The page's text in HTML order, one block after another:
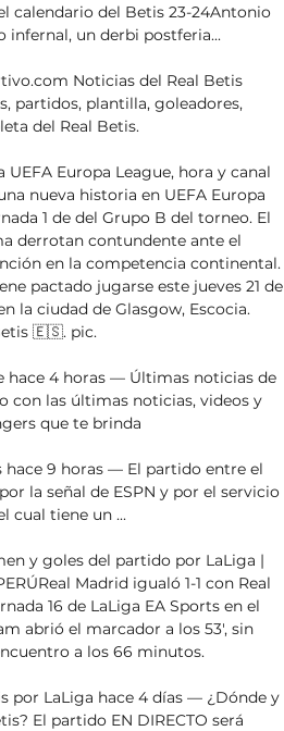
calendario del Betis 23-24Antonio
infernal, un derbi postferia...
Noticias del Real Betis
partidos, plantilla, goleadores,
del Real Betis.
Europa League, hora y canal
nueva historia en UEFA Europa
1 de del Grupo B del torneo. El
derrotan contundente ante el
en la competencia continental.
pactado jugarse este jueves 21 de
la ciudad de Glasgow, Escocia.
🇪🇸. pic.
hace 4 horas — Últimas noticias de
con las últimas noticias, videos y
que te brinda
hace 9 horas — El partido entre el
la señal de ESPN y por el servicio
cual tiene un ...
y goles del partido por LaLiga |
Madrid igualó 1-1 con Real
16 de LaLiga EA Sports en el
abrió el marcador a los 53′, sin
a los 66 minutos.
por LaLiga hace 4 días — ¿Dónde y
El partido EN DIRECTO será